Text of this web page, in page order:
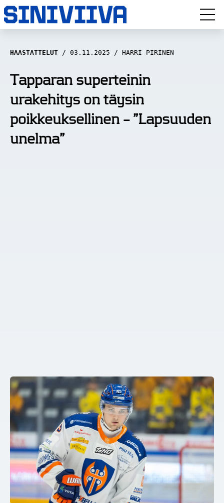
LUUVITONEN
HAASTATTELUT
NÄKÖKULMAT
ANALYYSIT
HAASTATTELUT 03.11.2025 HARRI PIRINEN
Tapparan superteinin
urakehitys on täysin
poikkeuksellinen – ”Lapsuuden
unelma”